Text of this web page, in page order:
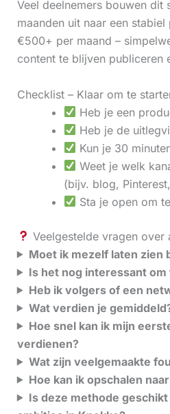
Veel deelnemers bouwen dit
maanden uit naar een
€500+ per maand –
content te blijven publiceren
Checklist – Klaar om te
Heb je een
Heb je de
Kun je 30
Weet je welk
(bijv. blog,
Sta je open om
Veelgestelde vragen over
Moet ik mezelf laten zien
Is het nog interessant
Heb ik volgers of een
Wat verdien je
Hoe snel kan ik mijn
verdienen?
Wat zijn veelgemaakte
Hoe kan ik opschalen
Is deze methode